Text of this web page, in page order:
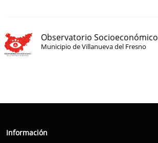
Observatorio Socioeconómico
Municipio de Villanueva del Fresno
Información